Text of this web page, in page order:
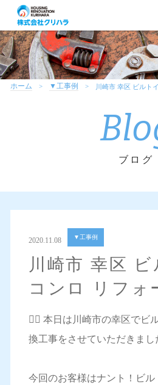
ホーム ▼工事例 川崎市 幸区 ビルト
ブログ
2020.11.08 ▼工事例
川崎市 幸区
コンロ リフォ
💁‍♀️ 本日は川崎市の幸区でビ
換工事をさせていただきまし
今回のお客様はナント！ビル